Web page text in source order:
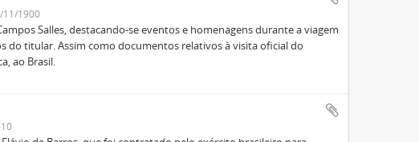
11/1900
Salles, destacando-se eventos e homenagens durante a viagem
do titular. Assim como documentos relativos à visita oficial do
ao Brasil.